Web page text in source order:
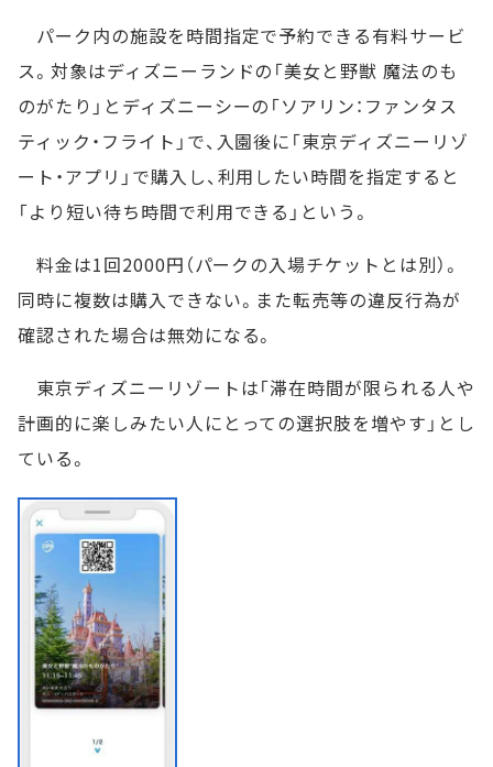
パーク内の施設を時間指定で予約できる有料サービ
ス。対象はディズニーランドの「美女と野獣 魔法のも
のがたり」とディズニーシーの「ソアリン：ファンタス
ティック・フライト」で、入園後に「東京ディズニーリゾ
ート・アプリ」で購入し、利用したい時間を指定すると
「より短い待ち時間で利用できる」という。
料金は1回2000円（パークの入場チケットとは別）。
同時に複数は購入できない。また転売等の違反行為が
確認された場合は無効になる。
東京ディズニーリゾートは「滞在時間が限られる人や
計画的に楽しみたい人にとっての選択肢を増やす」とし
ている。